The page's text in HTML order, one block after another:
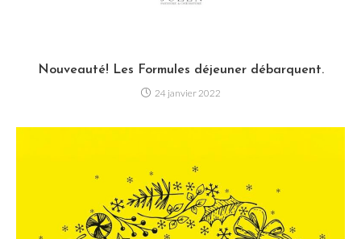
Nouveauté! Les Formules déjeuner débarquent.
24 janvier 2022